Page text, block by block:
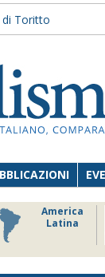
di Toritto
America
Latina